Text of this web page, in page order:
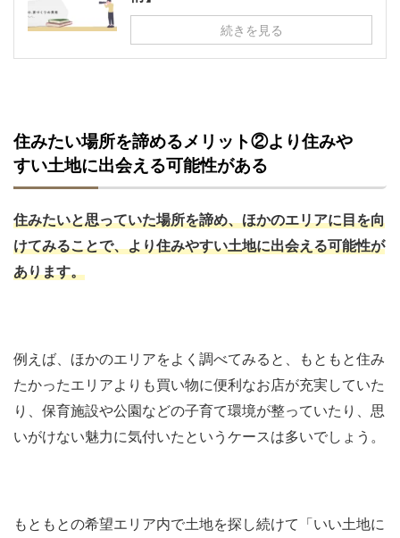
続きを見る
住みたい場所を諦めるメリット②より住みや
すい土地に出会える可能性がある
住みたいと思っていた場所を諦め、ほかのエリアに目を向
けてみることで、より住みやすい土地に出会える可能性が
あります。
例えば、ほかのエリアをよく調べてみると、もともと住み
たかったエリアよりも買い物に便利なお店が充実していた
り、保育施設や公園などの子育て環境が整っていたり、思
いがけない魅力に気付いたというケースは多いでしょう。
もともとの希望エリア内で土地を探し続けて「いい土地に